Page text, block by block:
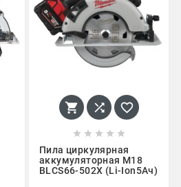
  
    
Пила циркулярная
аккумуляторная M18
BLCS66-502X (Li-Ion5Ач)